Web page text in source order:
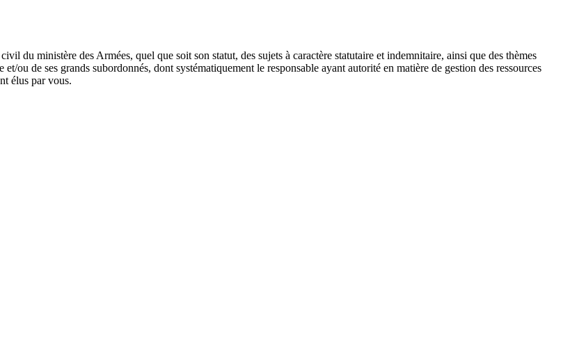
du ministère des Armées, quel que soit son statut, des sujets à caractère statutaire et indemnitaire, ainsi que des thèmes
ou de ses grands subordonnés, dont systématiquement le responsable ayant autorité en matière de gestion des ressources
élus par vous.